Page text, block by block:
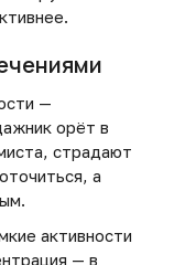
—
орёт в
страдают
а
активности
— в